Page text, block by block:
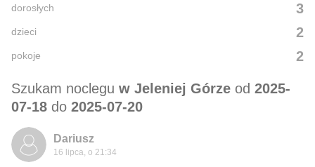
3
dorosłych
2
dzieci
2
pokoje
Szukam noclegu w Jeleniej Górze od 2025-
07-18 do 2025-07-20
Dariusz
16 lipca, o 21:34